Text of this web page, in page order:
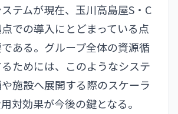
テムが現在、玉川高島屋S・C
での導入にとどまっている点
ある。グループ全体の資源循
ためには、このようなシステ
施設へ展開する際のスケーラ
対効果が今後の鍵となる。